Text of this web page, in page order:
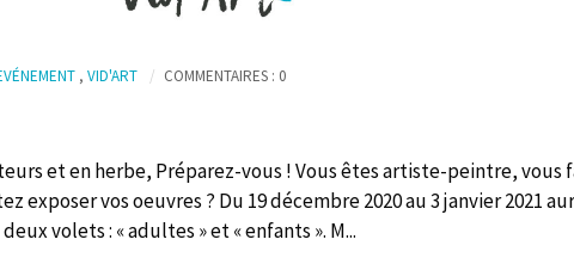
, VID'ART COMMENTAIRES : 0
et en herbe, Préparez-vous ! Vous êtes artiste-peintre, vous
exposer vos oeuvres ? Du 19 décembre 2020 au 3 janvier 2021
volets : « adultes » et « enfants ». M...